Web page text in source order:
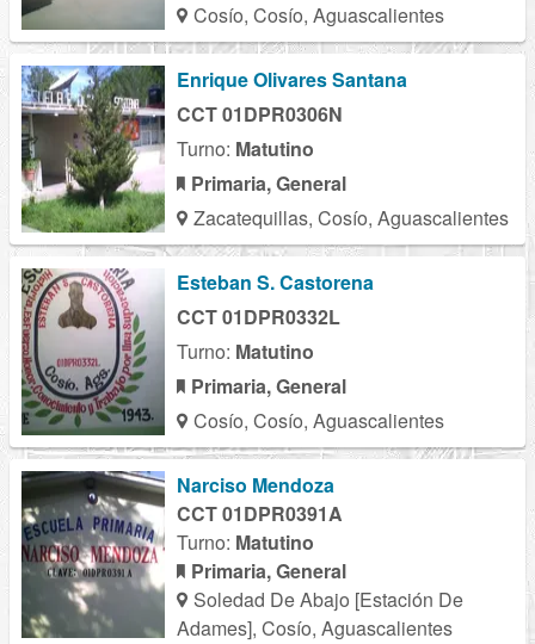
Cosío, Cosío, Aguascalientes
Enrique Olivares Santana
CCT 01DPR0306N
Turno: Matutino
Primaria, General
Zacatequillas, Cosío, Aguascalientes
Esteban S. Castorena
CCT 01DPR0332L
Turno: Matutino
Primaria, General
Cosío, Cosío, Aguascalientes
Narciso Mendoza
CCT 01DPR0391A
Turno: Matutino
Primaria, General
Soledad De Abajo [Estación De
Adames], Cosío, Aguascalientes